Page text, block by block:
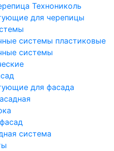
Технониколь
для черепицы
системы пластиковые
системы
для фасада
система